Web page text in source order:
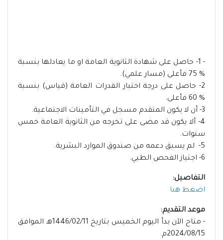
- 1- حاصل على شهادة الثانوية العامة او ما يعادلها بنسبة
% 75 فأعلى (مسار علمي).
2- حاصل على درجة اختبار القدرات العامة (قياس) بنسبة
% 60 فأعلى.
3- أن لا يكون المتقدم مسجل في التأمينات الاجتماعية.
4- ألا يكون قد مضى على تخرجه من الثانوية العامة خمس
سنوات.
5- لم يسبق دعمه من صندوق الموارد البشرية.
6- اجتياز الفحص الطبي.
التفاصيل:
اضغط هنا
موعد التقديم:
- متاح الآن بدأ اليوم الخميس بتاريخ 1446/02/11هـ الموافق
2024/08/15م.